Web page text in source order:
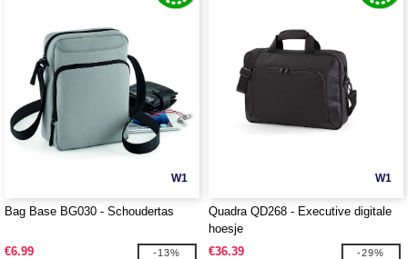
W1
Bag Base BG030 - Schoudertas
€6.99 -13%
W1
Quadra QD268 - Executive digitale
hoesje
€36.39
-29%